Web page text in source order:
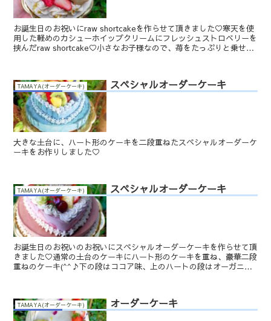
お誕生日のお祝いにraw shortcakeを作らせて頂きました♡寒天を使
用した軽めのカシューホイップクリームにフレッシュストロベリーを
挟んだraw shortcake♡小さなお子様なので、苺をたっぷりと乗せ
TAMAYA(オーダーケーキ) スペシャルオーダーケーキ
大きな土台に、ハート形のケーキを二段重ねたスペシャルオーダーケ
ーキをお作りしました♡
TAMAYA(オーダーケーキ) スペシャルオーダーケーキ
お誕生日のお祝いのお祝いにスペシャルオーダーケーキを作らせて頂
きました♡通常の土台のケーキにハート形のケーキを重ね、豪華二段
重ねのケーキ(^^♪下の段はココア味、上のハートの段はオーガニッ
TAMAYA(オーダーケーキ) オーダーケーキ